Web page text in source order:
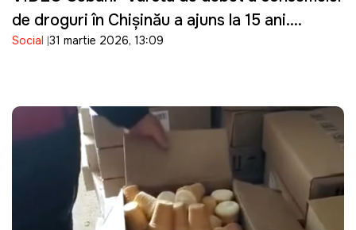
de droguri în Chișinău a ajuns la 15 ani.
Guvernarea cu ce se ocupă?"
Social 31 martie 2026, 13:09